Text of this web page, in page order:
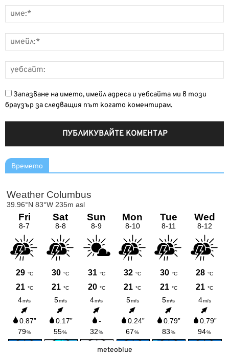
Запазване на името, имейл адреса и уебсайта ми в този
браузър за следващия път когато коментирам.
Времето
meteoblue